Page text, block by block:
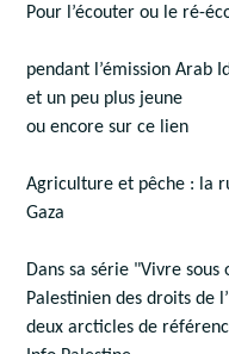
Pour l’écouter ou le ré-
pendant l’émission Arab
et un peu plus jeune
ou encore sur ce lien
Agriculture et pêche : la
Gaza
Dans sa série "Vivre
Palestinien des droits de
deux arcticles de